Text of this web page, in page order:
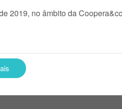
2019, no âmbito da